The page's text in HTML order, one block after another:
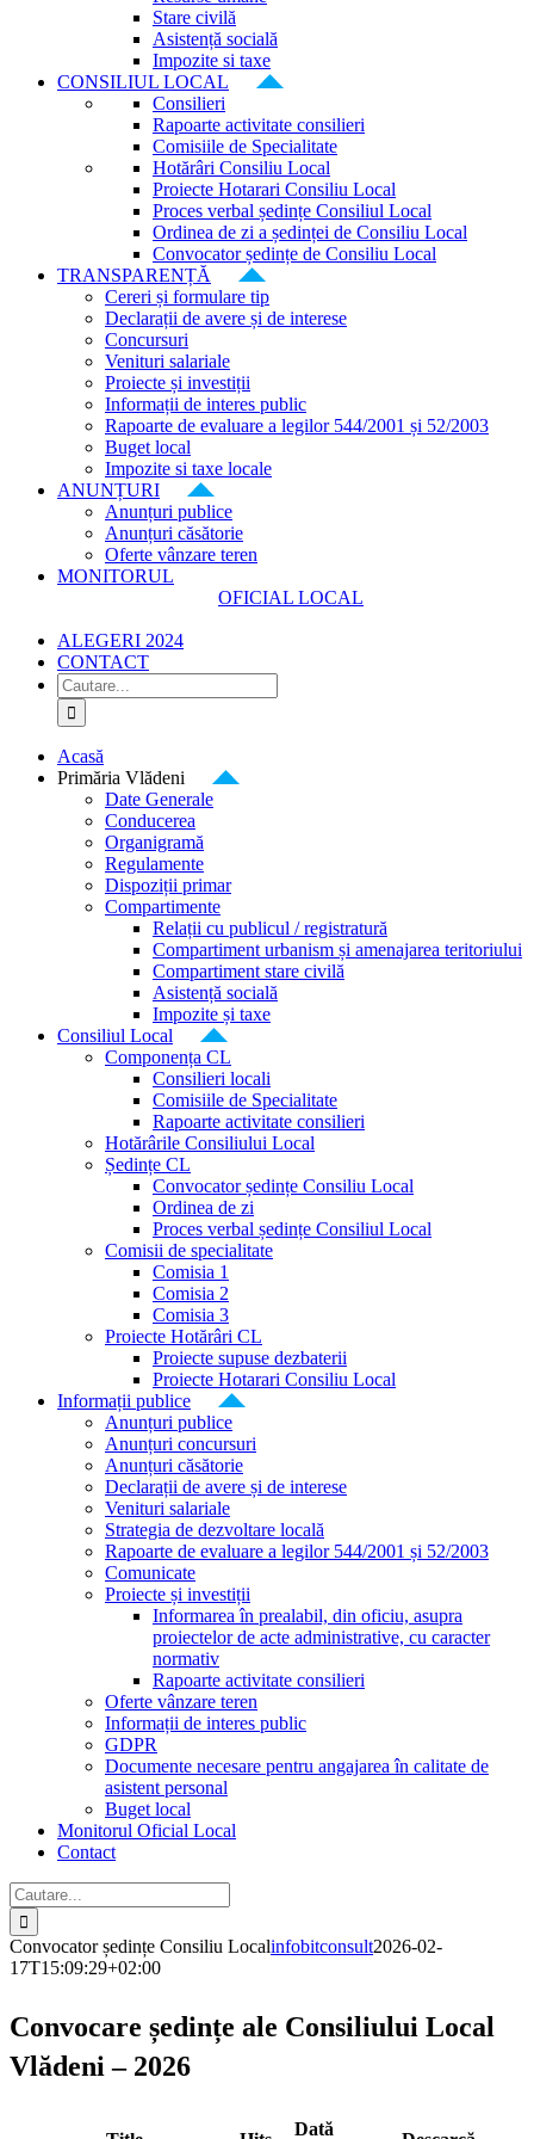
Stare civilă
Asistență socială
Impozite si taxe
CONSILIUL LOCAL
Consilieri
Rapoarte activitate consilieri
Comisiile de Specialitate
Hotărâri Consiliu Local
Proiecte Hotarari Consiliu Local
Proces verbal ședințe Consiliul Local
Ordinea de zi a ședinței de Consiliu Local
Convocator ședințe de Consiliu Local
TRANSPARENȚĂ
Cereri și formulare tip
Declarații de avere și de interese
Concursuri
Venituri salariale
Proiecte și investiții
Informații de interes public
Rapoarte de evaluare a legilor 544/2001 și 52/2003
Buget local
Impozite si taxe locale
ANUNȚURI
Anunțuri publice
Anunțuri căsătorie
Oferte vânzare teren
MONITORUL
OFICIAL LOCAL
ALEGERI 2024
CONTACT
Cautare...
Acasă
Primăria Vlădeni
Date Generale
Conducerea
Organigramă
Regulamente
Dispoziții primar
Compartimente
Relații cu publicul / registratură
Compartiment urbanism și amenajarea teritoriului
Compartiment stare civilă
Asistență socială
Impozite și taxe
Consiliul Local
Componența CL
Consilieri locali
Comisiile de Specialitate
Rapoarte activitate consilieri
Hotărârile Consiliului Local
Ședințe CL
Convocator ședințe Consiliu Local
Ordinea de zi
Proces verbal ședințe Consiliul Local
Comisii de specialitate
Comisia 1
Comisia 2
Comisia 3
Proiecte Hotărâri CL
Proiecte supuse dezbaterii
Proiecte Hotarari Consiliu Local
Informații publice
Anunțuri publice
Anunțuri concursuri
Anunțuri căsătorie
Declarații de avere și de interese
Venituri salariale
Strategia de dezvoltare locală
Rapoarte de evaluare a legilor 544/2001 și 52/2003
Comunicate
Proiecte și investiții
Informarea în prealabil, din oficiu, asupra
proiectelor de acte administrative, cu caracter
normativ
Rapoarte activitate consilieri
Oferte vânzare teren
Informații de interes public
GDPR
Documente necesare pentru angajarea în calitate de
asistent personal
Buget local
Monitorul Oficial Local
Contact
Cautare...
Convocator ședințe Consiliu Localinfobitconsult2026-02-
17T15:09:29+02:00
Convocare ședințe ale Consiliului Local
Vlădeni – 2026
Dată